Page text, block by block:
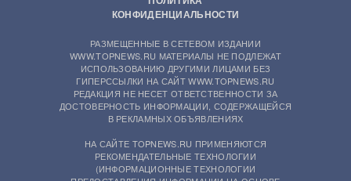
КОНФИДЕНЦИАЛЬНОСТИ
РАЗМЕЩЕННЫЕ В СЕТЕВОМ ИЗДАНИИ
WWW.TOPNEWS.RU МАТЕРИАЛЫ НЕ ПОДЛЕЖАТ
ИСПОЛЬЗОВАНИЮ ДРУГИМИ ЛИЦАМИ БЕЗ
ГИПЕРССЫЛКИ НА САЙТ WWW.TOPNEWS.RU
РЕДАКЦИЯ НЕ НЕСЕТ ОТВЕТСТВЕННОСТИ ЗА
ДОСТОВЕРНОСТЬ ИНФОРМАЦИИ, СОДЕРЖАЩЕЙСЯ
В РЕКЛАМНЫХ ОБЪЯВЛЕНИЯХ
НА САЙТЕ TOPNEWS.RU ПРИМЕНЯЮТСЯ
РЕКОМЕНДАТЕЛЬНЫЕ ТЕХНОЛОГИИ
(ИНФОРМАЦИОННЫЕ ТЕХНОЛОГИИ